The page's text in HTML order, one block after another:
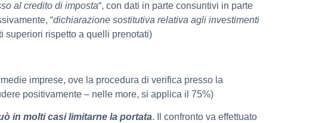
al credito di imposta“, con dati in parte consuntivi in parte
“dichiarazione sostitutiva relativa agli investimenti
superiori rispetto a quelli prenotati)
imprese, ove la procedura di verifica presso la
positivamente – nelle more, si applica il 75%)
in molti casi limitarne la portata. Il confronto va effettuato